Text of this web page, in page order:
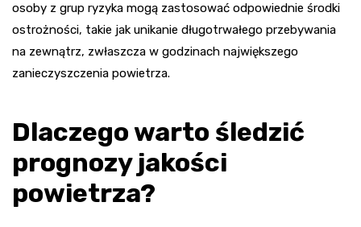
osoby z grup ryzyka mogą zastosować odpowiednie środki
ostrożności, takie jak unikanie długotrwałego przebywania
na zewnątrz, zwłaszcza w godzinach największego
zanieczyszczenia powietrza.
Dlaczego warto śledzić
prognozy jakości
powietrza?